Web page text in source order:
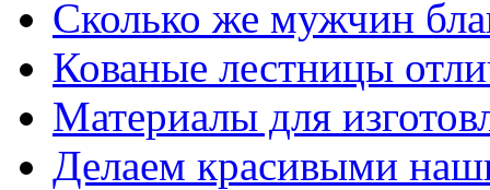
Сколько же мужчин
Кованые лестницы
Материалы для
Делаем красивыми